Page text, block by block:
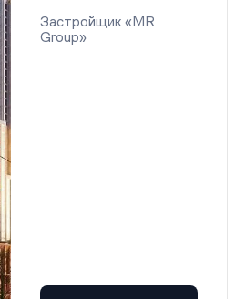
Застройщик «MR
Group»